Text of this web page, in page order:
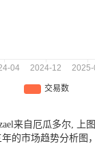
来自厄瓜多尔,
上
年的市场趋势分析图